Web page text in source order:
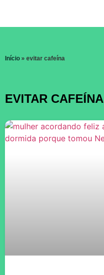
Início » evitar cafeína
EVITAR CAFEÍNA